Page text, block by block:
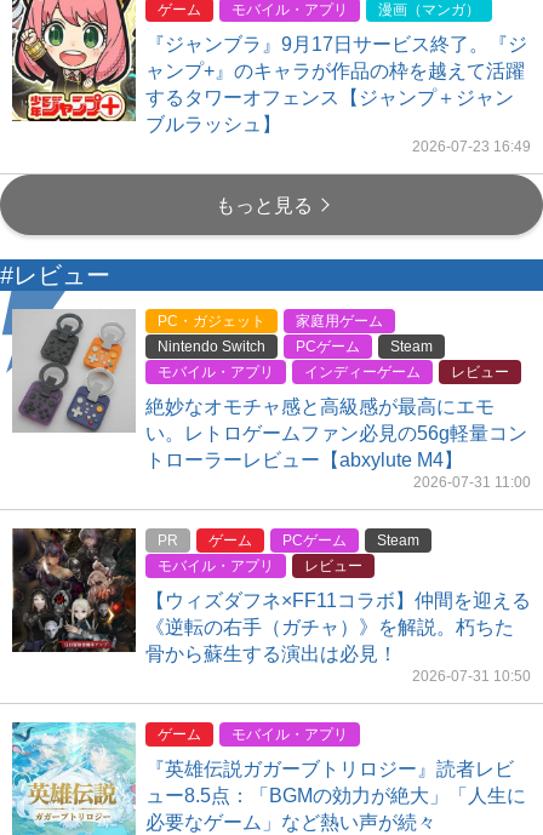
ゲーム モバイル・アプリ 漫画（マンガ）
『ジャンブラ』9月17日サービス終了。『ジ
ャンプ+』のキャラが作品の枠を越えて活躍
するタワーオフェンス【ジャンプ＋ジャン
ブルラッシュ】
2026-07-23 16:49
もっと見る
#レビュー
PC・ガジェット
家庭用ゲーム
Nintendo Switch
PCゲーム
Steam
モバイル・アプリ
インディーゲーム レビュー
絶妙なオモチャ感と高級感が最高にエモ
い。レトロゲームファン必見の56g軽量コン
トローラーレビュー【abxylute M4】
2026-07-31 11:00
PR ゲーム PCゲーム
Steam
モバイル・アプリ
レビュー
【ウィズダフネ×FF11コラボ】仲間を迎える
《逆転の右手（ガチャ）》を解説。朽ちた
骨から蘇生する演出は必見！
2026-07-31 10:50
ゲーム モバイル・アプリ
『英雄伝説ガガーブトリロジー』読者レビ
ュー8.5点：「BGMの効力が絶大」「人生に
必要なゲーム」など熱い声が続々